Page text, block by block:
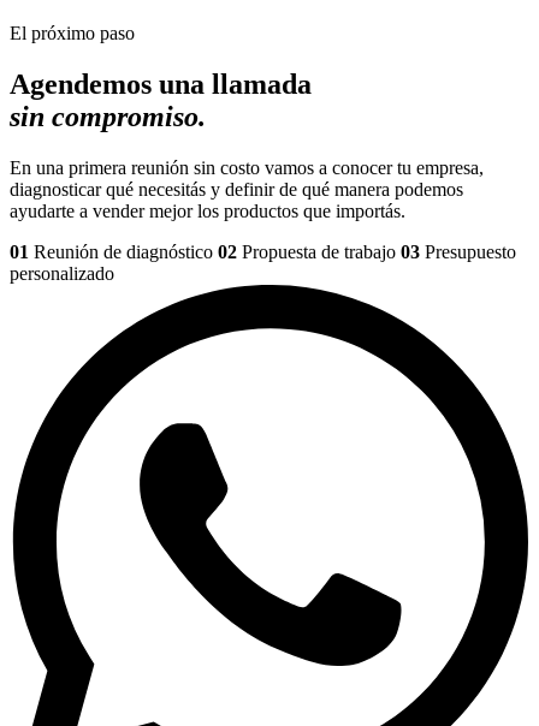
El próximo paso
Agendemos una llamada
sin compromiso.
En una primera reunión sin costo vamos a conocer tu empresa,
diagnosticar qué necesitás y definir de qué manera podemos
ayudarte a vender mejor los productos que importás.
01 Reunión de diagnóstico 02 Propuesta de trabajo 03 Presupuesto
personalizado